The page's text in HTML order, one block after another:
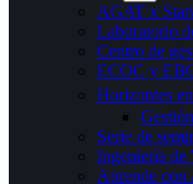
AGAT x
Laboratorio
Centro de
ECOC y
Horizontes
Serie de
Ingeniería de
Aprende